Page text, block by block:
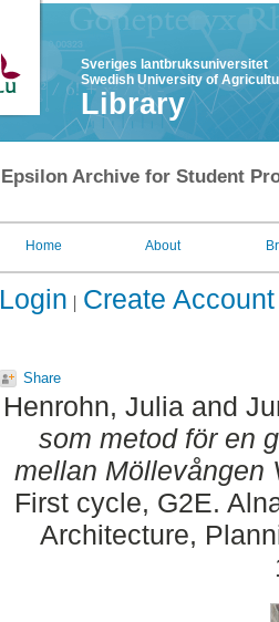
Sveriges lantbruksuniversitet
Swedish University of
Library
Epsilon Archive for Student
Home About
Login Create Account
Share
Henrohn, Julia and
som metod för en
mellan Möllevången
First cycle, G2E.
Architecture,